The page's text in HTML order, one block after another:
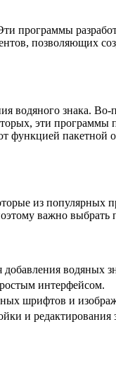
программы
позволяющих
водяного знака.
эти программы
функцией пакетной
из популярных
важно
водяных
интерфейсом.
шрифтов и
и редактирования